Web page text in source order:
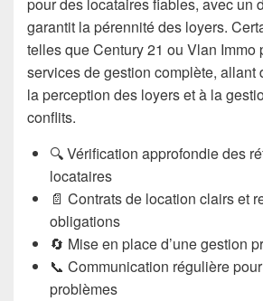
pour des locataires fiables, avec un
garantit la pérennité des loyers.
telles que Century 21 ou Vlan Immo
services de gestion complète, allant
la perception des loyers et à la
conflits.
🔍 Vérification approfondie des
locataires
📄 Contrats de location clairs et
obligations
🔄 Mise en place d’une gestion
📞 Communication régulière
problèmes